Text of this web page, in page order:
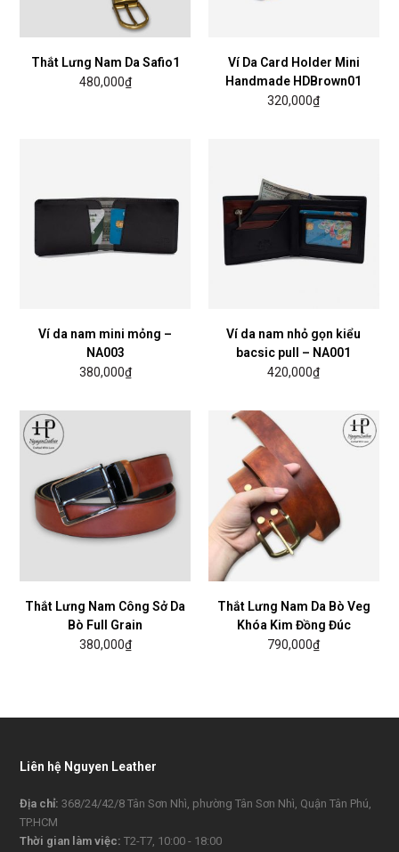
Thắt Lưng Nam Da Safio1
480,000₫
Ví Da Card Holder Mini
Handmade HDBrown01
320,000₫
Ví da nam mini mỏng –
NA003
380,000₫
Ví da nam nhỏ gọn kiểu
bacsic pull – NA001
420,000₫
Thắt Lưng Nam Công Sở Da
Bò Full Grain
380,000₫
Thắt Lưng Nam Da Bò Veg
Khóa Kim Đồng Đúc
790,000₫
Liên hệ Nguyen Leather
Địa chỉ: 368/24/42/8 Tân Sơn Nhì, phường Tân Sơn Nhì, Quận Tân Phú,
TP.HCM
Thời gian làm việc: T2-T7, 10:00 - 18:00